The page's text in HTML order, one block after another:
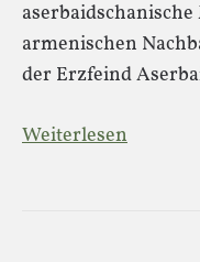
armenischen
der Erzfeind
Weiterlesen